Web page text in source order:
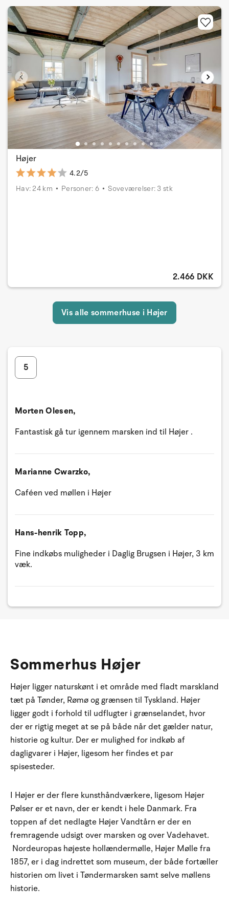
Højer
4.2/5
Hav: 24 km
Personer: 6 Soveværelser: 3 stk
2.466 DKK
Vis alle sommerhuse i Højer
5
Morten Olesen,
Fantastisk gå tur igennem marsken ind til Højer .
Marianne Cwarzko,
Caféen ved møllen i Højer
Hans-henrik Topp,
Fine indkøbs muligheder i Daglig Brugsen i Højer, 3 km
væk.
Sommerhus Højer
Højer ligger naturskønt i et område med fladt marskland
tæt på Tønder, Rømø og grænsen til Tyskland. Højer
ligger godt i forhold til udflugter i grænselandet, hvor
der er rigtig meget at se på både når det gælder natur,
historie og kultur. Der er mulighed for indkøb af
dagligvarer i Højer, ligesom her findes et par
spisesteder.
I Højer er der flere kunsthåndværkere, ligesom Højer
Pølser er et navn, der er kendt i hele Danmark. Fra
toppen af det nedlagte Højer Vandtårn er der en
fremragende udsigt over marsken og over Vadehavet.
Nordeuropas højeste hollændermølle, Højer Mølle fra
1857, er i dag indrettet som museum, der både fortæller
historien om livet i Tøndermarsken samt selve møllens
historie.